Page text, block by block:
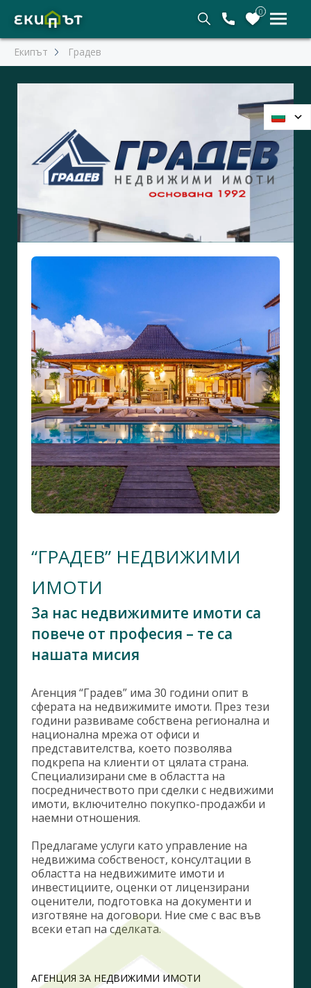
0
Екипът Градев
“ГРАДЕВ” НЕДВИЖИМИ
ИМОТИ
За нас недвижимите имоти са
повече от професия – те са
нашата мисия
Агенция “Градев” има 30 години опит в
сферата на недвижимите имоти. През тези
години развиваме собствена регионална и
национална мрежа от офиси и
представителства, което позволява
подкрепа на клиенти от цялата страна.
Специализирани сме в областта на
посредничеството при сделки с недвижими
имоти, включително покупко-продажби и
наемни отношения.
Предлагаме услуги като управление на
недвижима собственост, консултации в
областта на недвижимите имоти и
инвестициите, оценки от лицензирани
оценители, подготовка на документи и
изготвяне на договори. Ние сме с вас във
всеки етап на сделката.
АГЕНЦИЯ ЗА НЕДВИЖИМИ ИМОТИ